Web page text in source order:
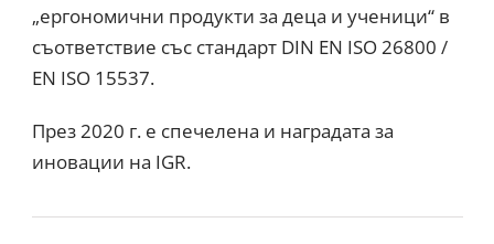
„ергономични продукти за деца и ученици“ в
съответствие със стандарт DIN EN ISO 26800 /
EN ISO 15537.
През 2020 г. е спечелена и наградата за
иновации на IGR.